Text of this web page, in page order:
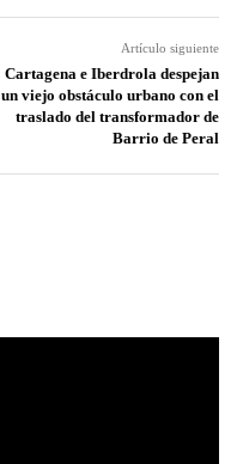
Artículo siguiente
Cartagena e Iberdrola despejan
un viejo obstáculo urbano con el
traslado del transformador de
Barrio de Peral